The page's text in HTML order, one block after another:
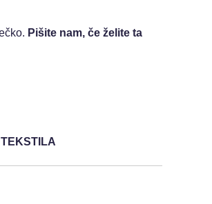
Pišite nam, če želite ta